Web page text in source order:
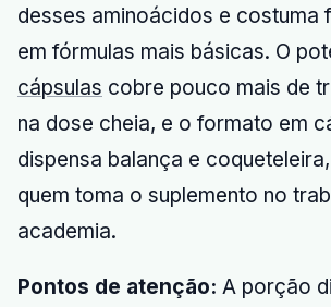
desses aminoácidos e costuma
em fórmulas mais básicas. O
cápsulas cobre pouco mais de
na dose cheia, e o formato em
dispensa balança e
quem toma o suplemento no
academia.
Pontos de atenção: A porção